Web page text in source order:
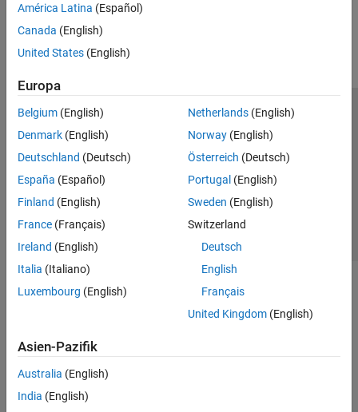
América Latina (Español)
Canada (English)
United States (English)
Europa
Belgium (English)
Denmark (English)
Deutschland (Deutsch)
España (Español)
Finland (English)
France (Français)
Ireland (English)
Italia (Italiano)
Luxembourg (English)
Netherlands(English)
Norway(English)
Österreich (Deutsch)
Portugal (English)
Sweden (English)
Switzerland
Deutsch
English
Français
United Kingdom(English)
Asien-Pazifik
Australia (English)
India (English)
Trust Center
Datenschutz-Richtlinien
Datendiebstahl verhindern
Status von Anwendungen
© 1994-2026 The MathWorks, Inc.
Website auswählen
Deutschland